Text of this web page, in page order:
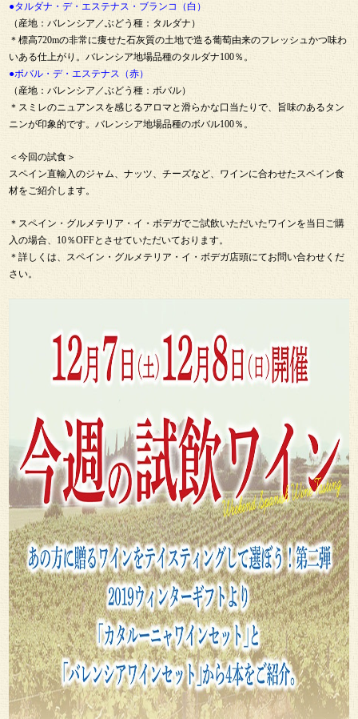
●タルダナ・デ・エステナス・ブランコ（白）
（産地：バレンシア／ぶどう種：タルダナ）
＊標高720mの非常に痩せた石灰質の土地で造る葡萄由来のフレッシュかつ味わ
いある仕上がり。バレンシア地場品種のタルダナ100％。
●ボバル・デ・エステナス（赤）
（産地：バレンシア／ぶどう種：ボバル）
＊スミレのニュアンスを感じるアロマと滑らかな口当たりで、旨味のあるタン
ニンが印象的です。バレンシア地場品種のボバル100％。
＜今回の試食＞
スペイン直輸入のジャム、ナッツ、チーズなど、ワインに合わせたスペイン食
材をご紹介します。
＊スペイン・グルメテリア・イ・ボデガでご試飲いただいたワインを当日ご購
入の場合、10％OFFとさせていただいております。
＊詳しくは、スペイン・グルメテリア・イ・ボデガ店頭にてお問い合わせくだ
さい。